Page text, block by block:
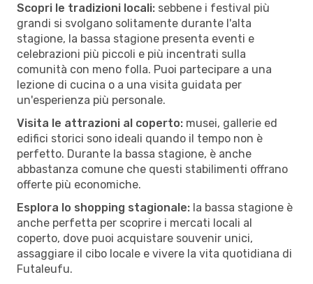
Scopri le tradizioni locali: sebbene i festival più
grandi si svolgano solitamente durante l'alta
stagione, la bassa stagione presenta eventi e
celebrazioni più piccoli e più incentrati sulla
comunità con meno folla. Puoi partecipare a una
lezione di cucina o a una visita guidata per
un'esperienza più personale.
Visita le attrazioni al coperto: musei, gallerie ed
edifici storici sono ideali quando il tempo non è
perfetto. Durante la bassa stagione, è anche
abbastanza comune che questi stabilimenti offrano
offerte più economiche.
Esplora lo shopping stagionale: la bassa stagione è
anche perfetta per scoprire i mercati locali al
coperto, dove puoi acquistare souvenir unici,
assaggiare il cibo locale e vivere la vita quotidiana di
Futaleufu.